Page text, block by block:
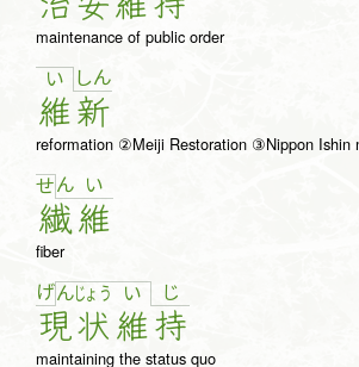
maintenance of public order
い
維
しん
新
reformation ②Meiji Restoration ③Nippon Ishin
せん
繊
い
維
fiber
げん
現
じょ う
状
い
維
じ
持
maintaining the status quo